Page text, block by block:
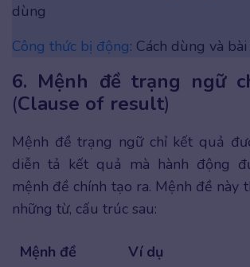
dùng
Công thức bị động: Cách dùng và
6. Mệnh đề trạng ngữ
(Clause of result)
Mệnh đề trạng ngữ chỉ kết quả
diễn tả kết quả mà hành động
mệnh đề chính tạo ra. Mệnh đề này
những từ, cấu trúc sau:
Mệnh đề
Ví dụ